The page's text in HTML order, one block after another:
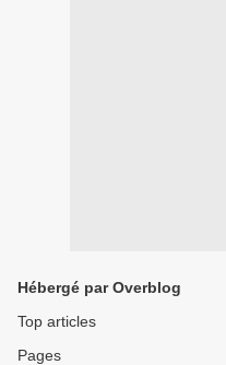
Hébergé par Overblog
Top articles
Pages